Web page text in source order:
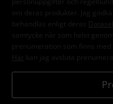
om deras produkter. Jag
behandlas enligt deras
samtycke när som helst
prenumeration som finns med
Här kan jag avsluta